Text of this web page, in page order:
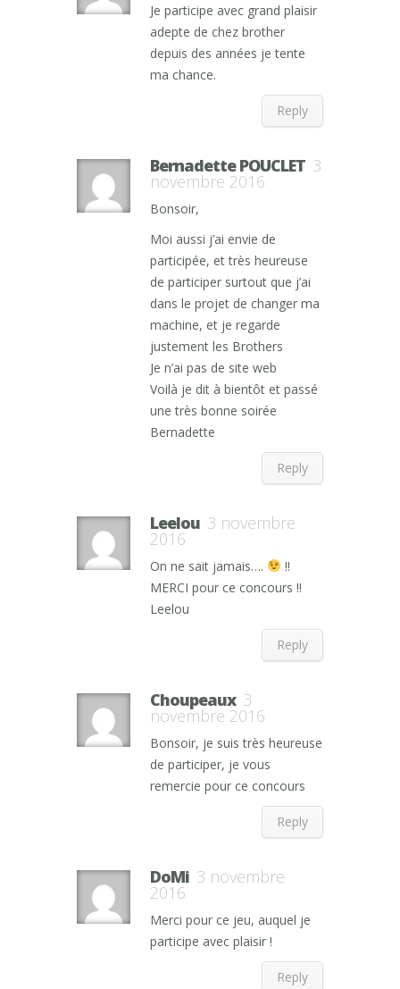
Je participe avec grand plaisir
adepte de chez brother
depuis des années je tente
ma chance.
Reply
Bernadette POUCLET 3
novembre 2016
Bonsoir,
Moi aussi j’ai envie de
participée, et très heureuse
de participer surtout que j’ai
dans le projet de changer ma
machine, et je regarde
justement les Brothers
Je n’ai pas de site web
Voilà je dit à bientôt et passé
une très bonne soirée
Bernadette
Reply
Leelou 3 novembre
2016
On ne sait jamais….
!!
MERCI pour ce concours !!
Leelou
Reply
Choupeaux 3
novembre 2016
Bonsoir, je suis très heureuse
de participer, je vous
remercie pour ce concours
Reply
DoMi 3 novembre
2016
Merci pour ce jeu, auquel je
participe avec plaisir !
Reply